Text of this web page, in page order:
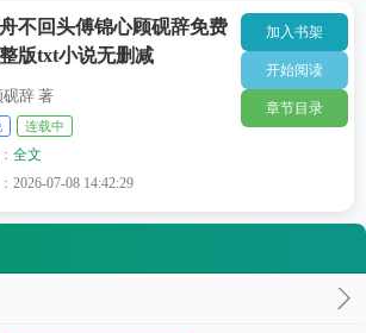
不回头傅锦心顾砚辞免费
版txt小说无删减
辞 著
连载中
全文
2026-07-08 14:42:29
加入书架
开始阅读
章节目录